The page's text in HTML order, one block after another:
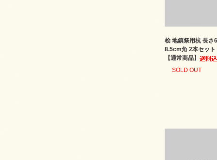
桧 地鎮祭用杭 長さ
8.5cm角 2本セッ
【通常商品】
SOLD OUT